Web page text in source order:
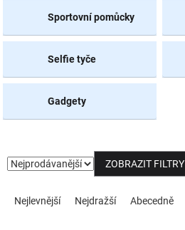
Sportovní pomůcky
Selfie tyče
Gadgety
ZOBRAZIT FILTRY
Nejlevnější Nejdražší Abecedně